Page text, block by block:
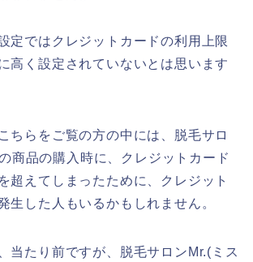
定ではクレジットカードの利用上限
高く設定されていないとは思います
ちらをご覧の方の中には、脱毛サロ
商品の購入時に、クレジットカード
超えてしまったために、クレジット
生した人もいるかもしれません。
当たり前ですが、脱毛サロンMr.(ミス